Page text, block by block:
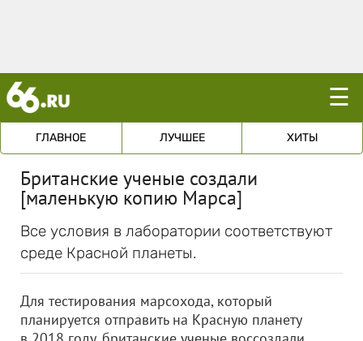
☰
ГЛАВНОЕ ЛУЧШЕЕ ХИТЫ
Британские ученые создали
[маленькую копию Марса]
Все условия в лаборатории соответствуют
среде Красной планеты.
Для тестирования марсохода, который
планируется отправить на Красную планету